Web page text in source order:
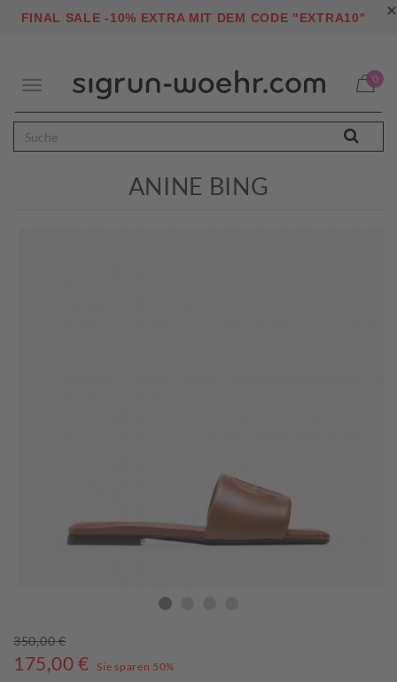
×
FINAL SALE -10% EXTRA MIT DEM CODE "EXTRA10"
Toggle
0
ANINE BING
350,00 €
175,00 €
Sie sparen 50%